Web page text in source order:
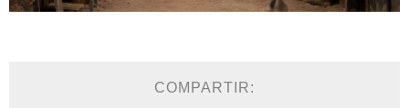
COMPARTIR: